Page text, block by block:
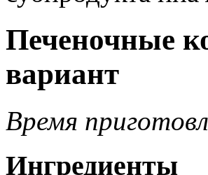
Печеночные
вариант
Время
Ингредиенты